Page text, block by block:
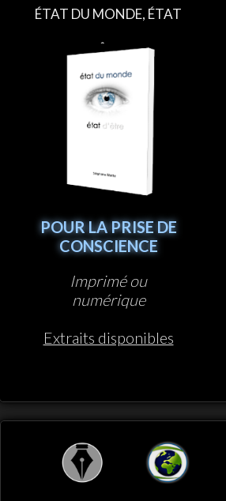
ÉTAT DU MONDE, ÉTAT
D’ÊTRE
POUR LA PRISE DE
CONSCIENCE
Imprimé ou
numérique
Extraits disponibles